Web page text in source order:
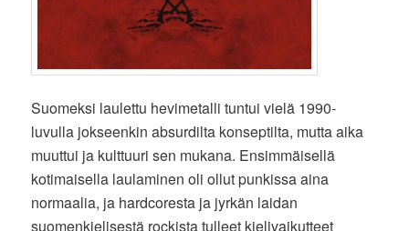
Suomeksi laulettu hevimetalli tuntui vielä 1990-
luvulla jokseenkin absurdilta konseptilta, mutta aika
muuttui ja kulttuuri sen mukana. Ensimmäisellä
kotimaisella laulaminen oli ollut punkissa aina
normaalia, ja hardcoresta ja jyrkän laidan
suomenkielisestä rockista tulleet kielivaikutteet